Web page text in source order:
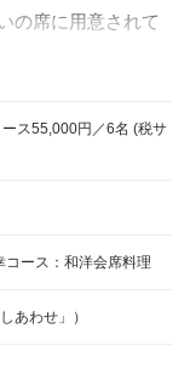
の席に用意されて
ービスされるのも
てくれます。
ス55,000円／6名 (税サ
コース：和洋会席料理
あわせ」）